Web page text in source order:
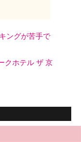
ングが苦手で
クホテル ザ 京